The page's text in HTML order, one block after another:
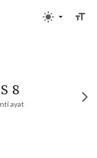
8
ayat